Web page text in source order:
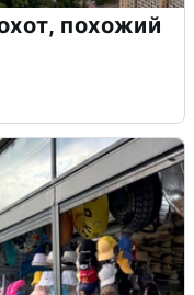
похожий